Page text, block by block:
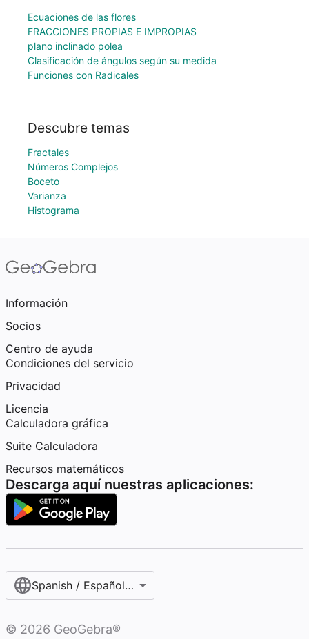
Ecuaciones de las flores
FRACCIONES PROPIAS E IMPROPIAS
plano inclinado polea
Clasificación de ángulos según su medida
Funciones con Radicales
Descubre temas
Fractales
Números Complejos
Boceto
Varianza
Histograma
Información
Socios
Centro de ayuda
Condiciones del servicio
Privacidad
Licencia
Calculadora gráfica
Suite Calculadora
Recursos matemáticos
Descarga aquí nuestras aplicaciones:
Spanish / Español (internacional)
© 2026 GeoGebra®